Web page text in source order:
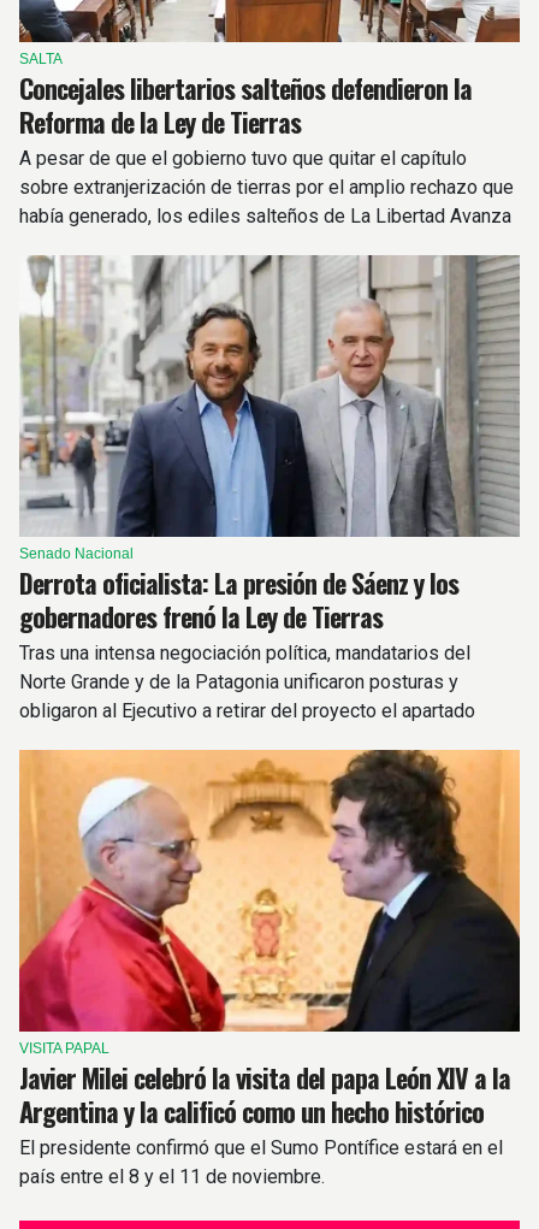
SALTA
Concejales libertarios salteños defendieron la
Reforma de la Ley de Tierras
A pesar de que el gobierno tuvo que quitar el capítulo
sobre extranjerización de tierras por el amplio rechazo que
había generado, los ediles salteños de La Libertad Avanza
Senado Nacional
Derrota oficialista: La presión de Sáenz y los
gobernadores frenó la Ley de Tierras
Tras una intensa negociación política, mandatarios del
Norte Grande y de la Patagonia unificaron posturas y
obligaron al Ejecutivo a retirar del proyecto el apartado
VISITA PAPAL
Javier Milei celebró la visita del papa León XIV a la
Argentina y la calificó como un hecho histórico
El presidente confirmó que el Sumo Pontífice estará en el
país entre el 8 y el 11 de noviembre.